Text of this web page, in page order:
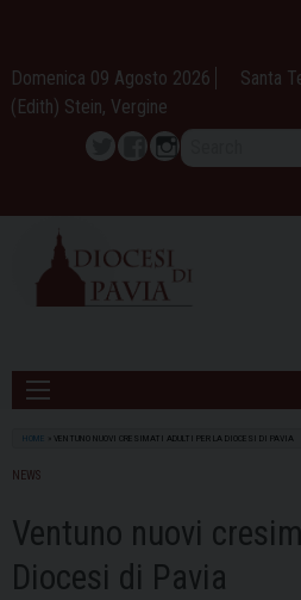
content
Domenica 09 Agosto 2026
Santa
(Edith) Stein, Vergine
TwitterFacebook
Instagram
HOME VENTUNO NUOVI CRESIMATI ADULTI PER LA DIOCESI DI PAVIA
NEWS
Ventuno nuovi
Diocesi di Pavia